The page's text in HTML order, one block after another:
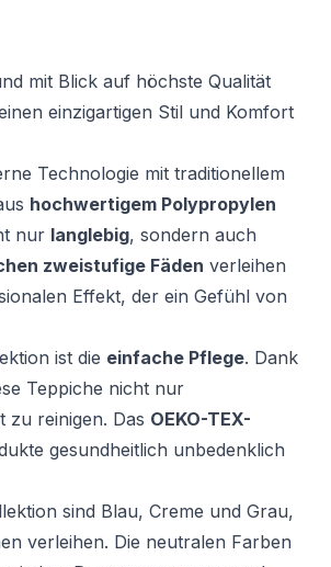
mit Blick auf höchste Qualität
einzigartigen Stil und Komfort
Technologie mit traditionellem
hochwertigem Polypropylen
nur langlebig, sondern auch
zweistufige Fäden verleihen
Effekt, der ein Gefühl von
ist die einfache Pflege. Dank
Teppiche nicht nur
zu reinigen. Das OEKO-TEX-
gesundheitlich unbedenklich
sind Blau, Creme und Grau,
verleihen. Die neutralen Farben